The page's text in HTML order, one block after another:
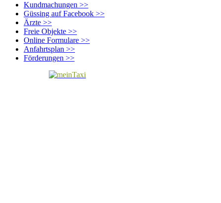
Kundmachungen >>
Güssing auf Facebook >>
Ärzte >>
Freie Objekte >>
Online Formulare >>
Anfahrtsplan >>
Förderungen >>